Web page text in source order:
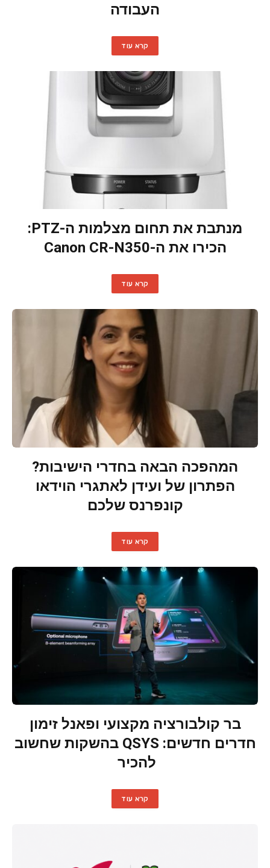
העבודה
קרא עוד
מנתבת את תחום מצלמות ה-PTZ:
הכירו את ה-Canon CR-N350
קרא עוד
המהפכה הבאה בחדרי הישיבות?
הפתרון של ועידן לאתגרי הוידאו
קונפרנס שלכם
קרא עוד
בר קולבורציה מקצועי ופאנל זימון
חדרים חדשים: QSYS בהשקות שחשוב
להכיר
קרא עוד